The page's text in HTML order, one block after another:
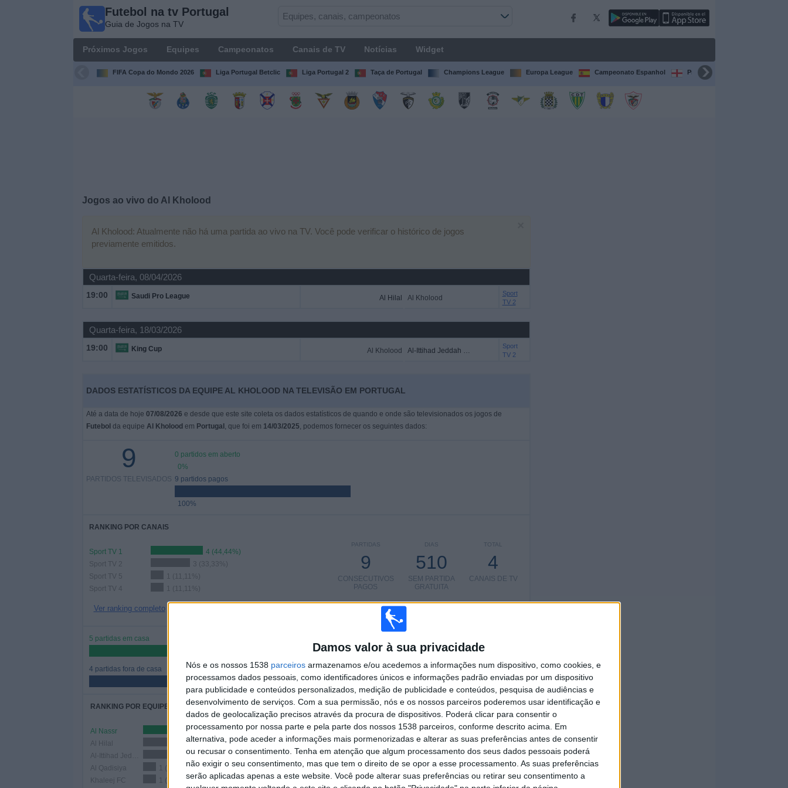
Damos valor à sua privacidade
Nós e os nossos 1538 parceiros armazenamos e/ou acedemos a informações num dispositivo, como cookies, e
processamos dados pessoais, como identificadores únicos e informações padrão enviadas por um dispositivo
para publicidade e conteúdos personalizados, medição de publicidade e conteúdos, pesquisa de audiências e
desenvolvimento de serviços. Com a sua permissão, nós e os nossos parceiros poderemos usar identificação e
dados de geolocalização precisos através da procura de dispositivos. Poderá clicar para consentir o
processamento por nossa parte e pela parte dos nossos 1538 parceiros, conforme descrito acima. Em
alternativa, pode aceder a informações mais pormenorizadas e alterar as suas preferências antes de consentir
ou recusar o consentimento. Tenha em atenção que algum processamento dos seus dados pessoais poderá
não exigir o seu consentimento, mas que tem o direito de se opor a esse processamento. As suas preferências
serão aplicadas apenas a este website. Você pode alterar suas preferências ou retirar seu consentimento a
Futebol na tv Portugal
Guia de Jogos na TV
Próximos Jogos Equipes Campeonatos Canais de TV Notícias Widget
FIFA Copa do Mondo 2026 Liga Portugal Betclic Liga Portugal 2 Taça de Portugal Champions League Europa League Campeonato Espanhol Premier League
Jogos ao vivo do Al Kholood
Al Kholood: Atualmente não há uma partida ao vivo na TV. Você pode verificar o histórico de jogos
previamente emitidos.
Quarta-feira, 08/04/2026
19:00 Saudi Pro League Al Hilal Al Kholood
Sport
TV 2
Quarta-feira, 18/03/2026
19:00 King Cup Al Kholood Al-Ittihad Jeddah Club
Sport
TV 2
DADOS ESTATÍSTICOS DA EQUIPE AL KHOLOOD NA TELEVISÃO EM PORTUGAL
Até a data de hoje 07/08/2026 e desde que este site coleta os dados estatísticos de quando e onde são televisionados os jogos de
Futebol da equipe Al Kholood em Portugal , que foi em 14/03/2025, podemos fornecer os seguintes dados:
9
PARTIDOS TELEVISADOS
0 partidos em aberto
0%
9 partidos pagos
100%
RANKING POR CANAIS
Sport TV 1
4 (44,44%)
Sport TV 2
3 (33,33%)
Sport TV 5
1 (11,11%)
Sport TV 4
1 (11,11%)
Ver ranking completo
TOTAL
4
CANAIS DE TV
DIAS
510
SEM PARTIDA
GRATUITA
PARTIDAS
9
CONSECUTIVOS
PAGOS
5 partidas em casa
4 partidas fora de casa
44,44%
5
RIVAIS
MÁXIMO
3
VS Al Nassr
TOTAL
2
COMPETIÇÕES
RANKING POR EQUIPES
Al Nassr
3 (33,33%)
Al Hilal
2 (22,22%)
2 (22,22%)
Al Qadisiya
1 (11,11%)
Khaleej FC
1 (11,11%)
RANKING POR COMPETIÇÕES
Saudi Pro League
7 (77,78%)
King Cup
2 (22,22%)
Ver ranking completo
Portugal
Jogos na TV